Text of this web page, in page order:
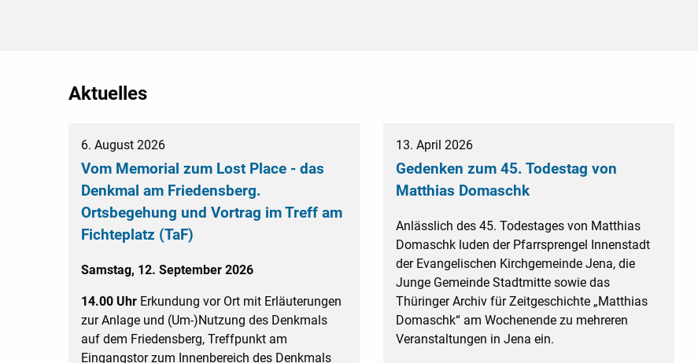
Aktuelles
6. August 2026
Vom Memorial zum Lost Place - das
Denkmal am Friedensberg.
Ortsbegehung und Vortrag im Treff am
Fichteplatz (TaF)
Samstag, 12. September 2026
14.00 Uhr Erkundung vor Ort mit Erläuterungen
zur Anlage und (Um-)Nutzung des Denkmals
auf dem Friedensberg, Treffpunkt am
Eingangstor zum Innenbereich des Denkmals
13. April 2026
Gedenken zum 45. Todestag von
Matthias Domaschk
Anlässlich des 45. Todestages von Matthias
Domaschk luden der Pfarrsprengel Innenstadt
der Evangelischen Kirchgemeinde Jena, die
Junge Gemeinde Stadtmitte sowie das
Thüringer Archiv für Zeitgeschichte „Matthias
Domaschk“ am Wochenende zu mehreren
Veranstaltungen in Jena ein.